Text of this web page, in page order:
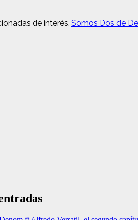
de interés, Somos Dos de